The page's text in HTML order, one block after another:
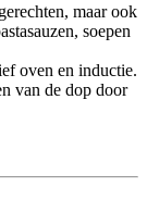
maar ook
soepen
oven en inductie.
van de dop door